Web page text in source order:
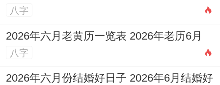
八字
2026年六月老黄历一览表 2026年老历6月
八字
2026年六月份结婚好日子 2026年6月结婚好